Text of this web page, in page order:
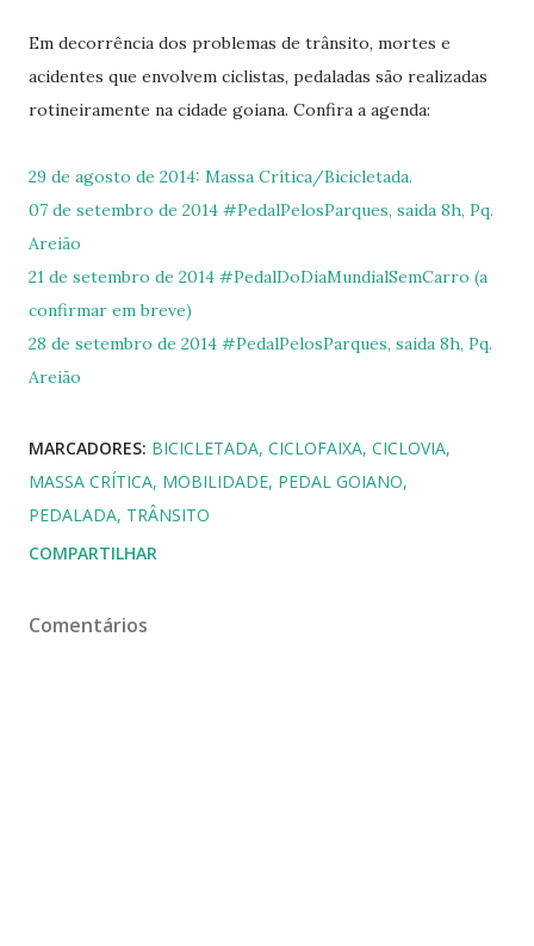
Em decorrência dos problemas de trânsito, mortes e
acidentes que envolvem ciclistas, pedaladas são realizadas
rotineiramente na cidade goiana. Confira a agenda:
29 de agosto de 2014: Massa Crítica/Bicicletada.
07 de setembro de 2014 #PedalPelosParques, saida 8h, Pq.
Areião
21 de setembro de 2014 #PedalDoDiaMundialSemCarro (a
confirmar em breve)
28 de setembro de 2014 #PedalPelosParques, saida 8h, Pq.
Areião
MARCADORES: BICICLETADA CICLOFAIXA CICLOVIA
MASSA CRÍTICA MOBILIDADE PEDAL GOIANO
PEDALADA TRÂNSITO
COMPARTILHAR
Comentários